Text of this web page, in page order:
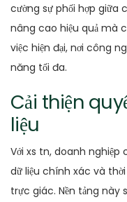
cường sự phối hợp giữa
nâng cao hiệu quả mà
việc hiện đại, nơi công
năng tối đa.
Cải thiện
liệu
Với xs tn, doanh nghiệp
dữ liệu chính xác và
trực giác. Nền tảng này